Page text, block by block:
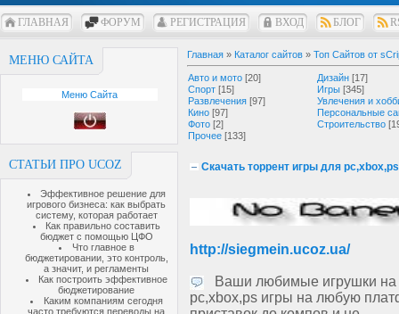
ГЛАВНАЯ ФОРУМ РЕГИСТРАЦИЯ ВХОД БЛОГ
МЕНЮ САЙТА
Меню Сайта
СТАТЬИ ПРО UCOZ
Эффективное решение для
игрового бизнеса: как выбрать
систему, которая работает
Как правильно составить
бюджет с помощью ЦФО
Что главное в
бюджетировании, это контроль,
а значит, и регламенты
Как построить эффективное
бюджетирование
Каким компаниям сегодня
часто требуются переводы на
Главная » Каталог сайтов » Топ Сайтов от
Авто и мото [20] Дизайн [17]
Спорт [15] Игры [345]
Развлечения [97]
Увлечения и
Кино [97]
Персональные
Фото [2] Строительство
Прочее [133]
Скачать торрент игры для
http://siegmein.ucoz.ua/
Ваши любимые игрушки на
pc,xbox,ps игры на любую